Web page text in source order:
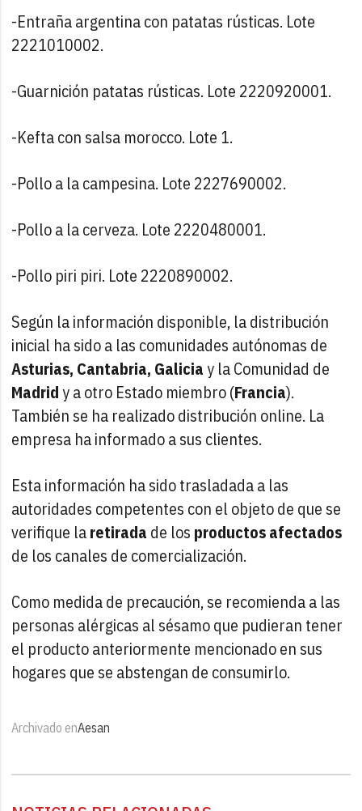
-Entraña argentina con patatas rústicas. Lote
2221010002.
-Guarnición patatas rústicas. Lote 2220920001.
-Kefta con salsa morocco. Lote 1.
-Pollo a la campesina. Lote 2227690002.
-Pollo a la cerveza. Lote 2220480001.
-Pollo piri piri. Lote 2220890002.
Según la información disponible, la distribución
inicial ha sido a las comunidades autónomas de
Asturias, Cantabria, Galiciay la Comunidad de
Madridy a otro Estado miembro (Francia).
También se ha realizado distribución online. La
empresa ha informado a sus clientes.
Esta información ha sido trasladada a las
autoridades competentes con el objeto de que se
verifique laretirada de los productos afectados
de los canales de comercialización.
Como medida de precaución, se recomienda a las
personas alérgicas al sésamo que pudieran tener
el producto anteriormente mencionado en sus
hogares que se abstengan de consumirlo.
Archivado enAesan